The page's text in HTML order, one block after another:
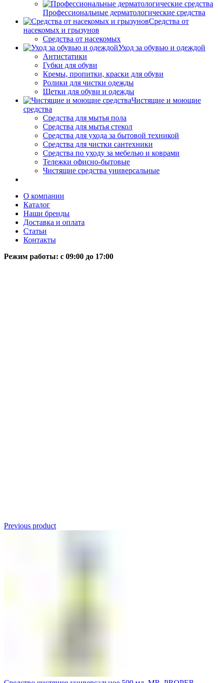
Профессиональные дерматологические средства
Средства от
насекомых и грызунов
Средства от насекомых
Уход за обувью и одеждой
Антистатики
Губки для обуви
Кремы, пропитки, краски для обуви
Ролики для чистки одежды
Щетки для обуви и одежды
Чистящие и моющие
средства
Средства для мытья пола
Средства для мытья стекол
Средства для ухода за бытовой техникой
Средства для чистки сантехники
Средства по уходу за мебелью и коврами
Тележки офисно-бытовые
Чистящие средства универсальные
О компании
Каталог
Наши бренды
Доставка и оплата
Статьи
Контакты
Режим работы: c 09:00 до 17:00
Previous product